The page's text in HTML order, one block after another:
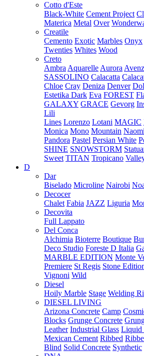
Cotto d'Este
Black-White Cement Project
Materica Metal Over
Creatile
Cemento Exotic Marbles Onyx
Twenties Whites Wood
Creto
Ambra Aquarelle Aurora
SASSOLINO Calacatta
Chloe Cray Deniza Denver
Estetika Dark Eva FOREST
GALAXY GRACE Gevorg
Lili
Lines Lorenzo Lotani MAGIC
Monica Mono Mountain Naomi
Pandora Pastel Persian White
SHINE SNOWSTORM
Sweet TITAN Tropicano
D
Dar
Biselado Microline Nairobi
Decocer
Chalet Fabia JAZZ Liguria
Decovita
Full Lappato
Del Conca
Alchimia Bioterre Boutique
Deco Studio Foreste D Italia
MARBLE EDITION Monte
Premiere St Regis Stone
Vignoni Wild
Diesel
Hoily Marble Stage Welding
DIESEL LIVING
Arizona Concrete Camp
Blocks Grunge Concrete
Leather Industrial Glass Liquid
Mexican Cement Ribbed
Blind Solid Concrete Synthetic